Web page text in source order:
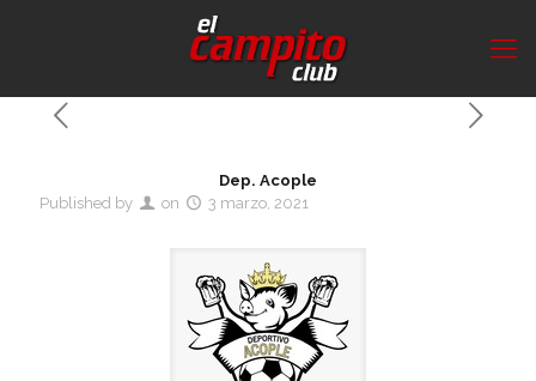
Dep. Acople
Published by
on 3 marzo, 2021